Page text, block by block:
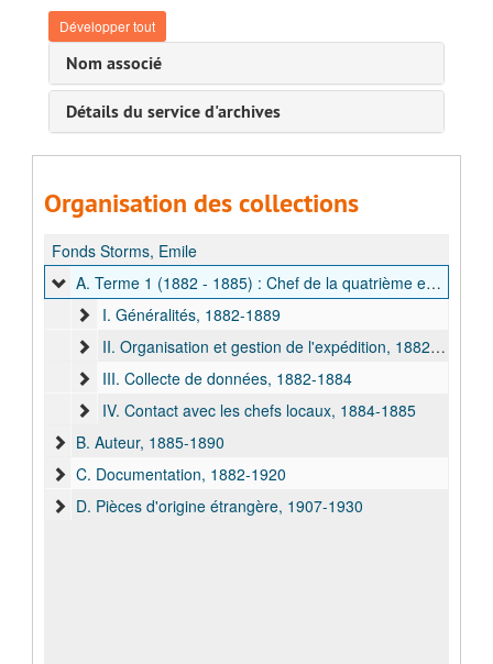
Développer tout
Nom associé
Détails du service d'archives
Organisation des collections
Fonds Storms, Emile
A. Terme 1 (1882 - 1885) : Chef de la quatrième expédition de l'AIA, 1882-1889
I. Généralités, 1882-1889
II. Organisation et gestion de l'expédition, 1882-1885
III. Collecte de données, 1882-1884
IV. Contact avec les chefs locaux, 1884-1885
B. Auteur, 1885-1890
C. Documentation, 1882-1920
D. Pièces d'origine étrangère, 1907-1930